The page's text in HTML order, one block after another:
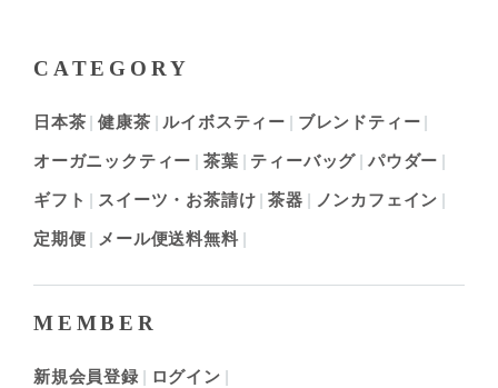
CATEGORY
日本茶 健康茶 ルイボスティー ブレンドティー
オーガニックティー 茶葉 ティーバッグ パウダー
ギフト スイーツ・お茶請け 茶器 ノンカフェイン
定期便 メール便送料無料
MEMBER
新規会員登録 ログイン